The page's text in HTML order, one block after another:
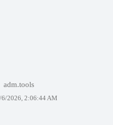
adm.tools
6/2026, 2:06:44 AM